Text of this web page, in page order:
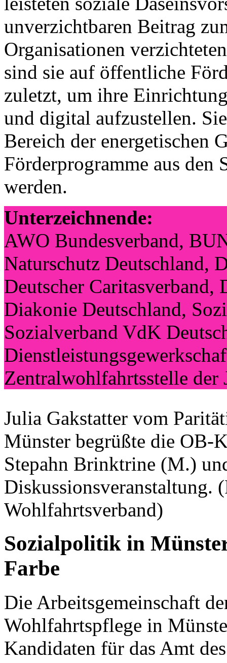
unverzichtbaren Beitrag
Organisationen
sind sie auf öffentliche
zuletzt, um ihre
und digital aufzustellen.
Bereich der energetischen
Förderprogramme aus den
werden.
Unterzeichnende:
AWO Bundesverband,
Naturschutz Deutschland,
Deutscher Caritasverband,
Diakonie Deutschland,
Sozialverband VdK
Zentralwohlfahrtsstelle der
Julia Gakstatter vom
Münster begrüßte die OB-
Stepahn Brinktrine (M.)
Diskussionsveranstaltung.
Wohlfahrtsverband)
Sozialpolitik in
Farbe
Die Arbeitsgemeinschaft
Wohlfahrtspflege in
Kandidaten für das Amt